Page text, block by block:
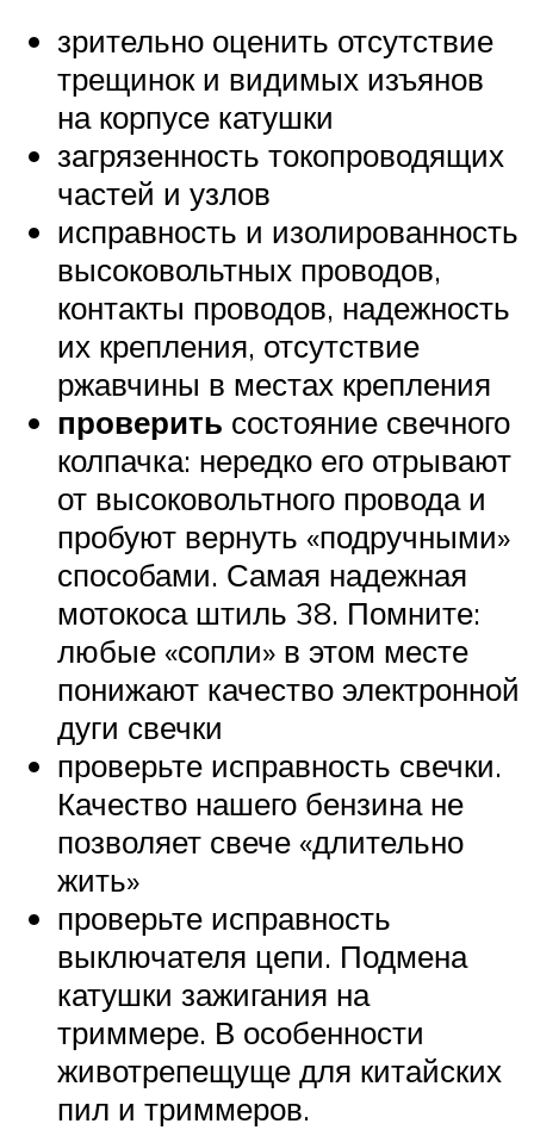
зрительно оценить отсутствие
трещинок и видимых изъянов
на корпусе катушки
загрязенность токопроводящих
частей и узлов
исправность и изолированность
высоковольтных проводов,
контакты проводов, надежность
их крепления, отсутствие
ржавчины в местах крепления
проверить состояние свечного
колпачка: нередко его отрывают
от высоковольтного провода и
пробуют вернуть «подручными»
способами. Самая надежная
мотокоса штиль 38. Помните:
любые «сопли» в этом месте
понижают качество электронной
дуги свечки
проверьте исправность свечки.
Качество нашего бензина не
позволяет свече «длительно
жить»
проверьте исправность
выключателя цепи. Подмена
катушки зажигания на
триммере. В особенности
животрепещуще для китайских
пил и триммеров.